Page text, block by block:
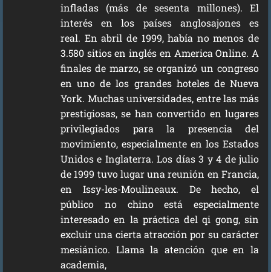
infladas (más de sesenta millones). El
interés en los países anglosajones es
real. En abril de 1999, había no menos de
3.580 sitios en inglés en America Online. A
finales de marzo, se organizó un congreso
en uno de los grandes hoteles de Nueva
York. Muchas universidades, entre las más
prestigiosas, se han convertido en lugares
privilegiados para la presencia del
movimiento, especialmente en los Estados
Unidos e Inglaterra. Los días 3 y 4 de julio
de 1999 tuvo lugar una reunión en Francia,
en Issy-les-Moulineaux. De hecho, el
público no chino está especialmente
interesado en la práctica del qi gong, sin
excluir una cierta atracción por su carácter
mesiánico. Llama la atención que en la
academia,